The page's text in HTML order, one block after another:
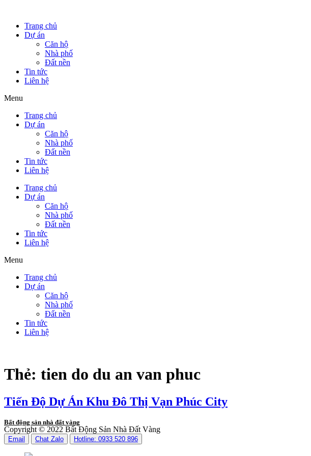
Trang chủ
Dự án
Căn hộ
Nhà phố
Đất nền
Tin tức
Liên hệ
Menu
Trang chủ
Dự án
Căn hộ
Nhà phố
Đất nền
Tin tức
Liên hệ
Trang chủ
Dự án
Căn hộ
Nhà phố
Đất nền
Tin tức
Liên hệ
Menu
Trang chủ
Dự án
Căn hộ
Nhà phố
Đất nền
Tin tức
Liên hệ
Thẻ: tien do du an van phuc
Tiến Độ Dự Án Khu Đô Thị Vạn Phúc City
Bất động sản nhà đất vàng
Copyright © 2022 Bất Động Sản Nhà Đất Vàng
Email Chat Zalo Hotline: 0933 520 896